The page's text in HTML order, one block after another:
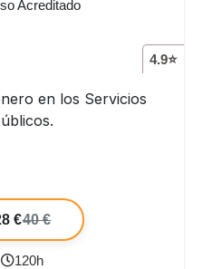
4.9⭐
en los Servicios
€40 €
120h